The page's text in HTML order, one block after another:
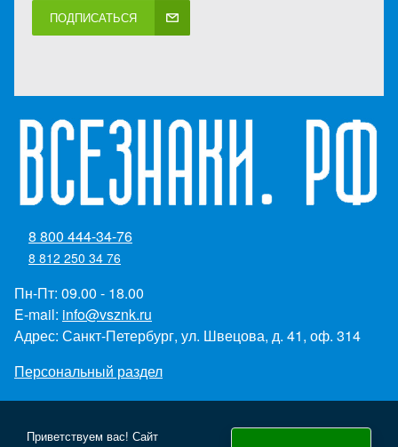
ПОДПИСАТЬСЯ
8 800 444-34-76
8 812 250 34 76
Пн-Пт: 09.00 - 18.00
E-mail: info@vsznk.ru
Адрес: Санкт-Петербург, ул. Швецова, д. 41, оф. 314
Персональный раздел
Приветствуем вас! Сайт